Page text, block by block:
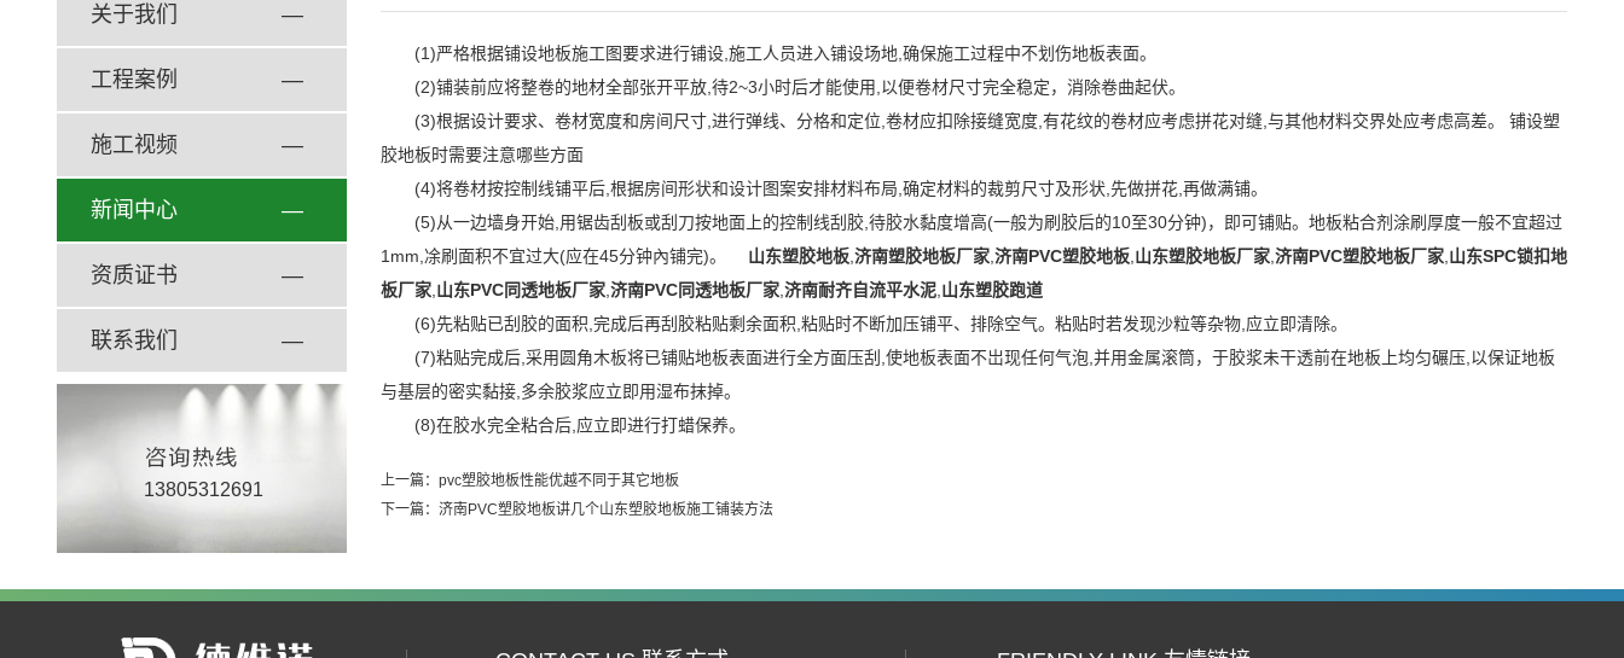
关于我们 —
工程案例 —
施工视频 —
新闻中心 —
资质证书 —
联系我们 —
13805312691
(1)严格根据铺设地板施工图要求进行铺设,施工人员进入铺设场地,确保施工过程中不划伤地板表面。
(2)铺装前应将整卷的地材全部张开平放,待2~3小时后才能使用,以便卷材尺寸完全稳定，消除卷曲起伏。
(3)根据设计要求、卷材宽度和房间尺寸,进行弹线、分格和定位,卷材应扣除接缝宽度,有花纹的卷材应考虑拼花对缝,与其他材料交界处应考虑高差。 铺设塑
胶地板时需要注意哪些方面
(4)将卷材按控制线铺平后,根据房间形状和设计图案安排材料布局,确定材料的裁剪尺寸及形状,先做拼花,再做满铺。
(5)从一边墙身开始,用锯齿刮板或刮刀按地面上的控制线刮胶,待胶水黏度增高(一般为刷胶后的10至30分钟)，即可铺贴。地板粘合剂涂刷厚度一般不宜超过
1mm,凃刷面积不宜过大(应在45分钟內铺完)。 山东塑胶地板 济南塑胶地板厂家 济南PVC塑胶地板 山东塑胶地板厂家 济南PVC塑胶地板厂家 山东SPC锁扣地
板厂家 山东PVC同透地板厂家 济南PVC同透地板厂家 济南耐齐自流平水泥 山东塑胶跑道
(6)先粘贴已刮胶的面积,完成后再刮胶粘贴剩余面积,粘贴时不断加压铺平、排除空气。粘贴时若发现沙粒等杂物,应立即清除。
(7)粘贴完成后,采用圆角木板将已铺贴地板表面进行全方面压刮,使地板表面不岀现任何气泡,并用金属滚筒，于胶浆未干透前在地板上均匀碾压,以保证地板
与基层的密实黏接,多余胶浆应立即用湿布抹掉。
(8)在胶水完全粘合后,应立即进行打蜡保养。
上一篇： pvc塑胶地板性能优越不同于其它地板
下一篇： 济南PVC塑胶地板讲几个山东塑胶地板施工铺装方法